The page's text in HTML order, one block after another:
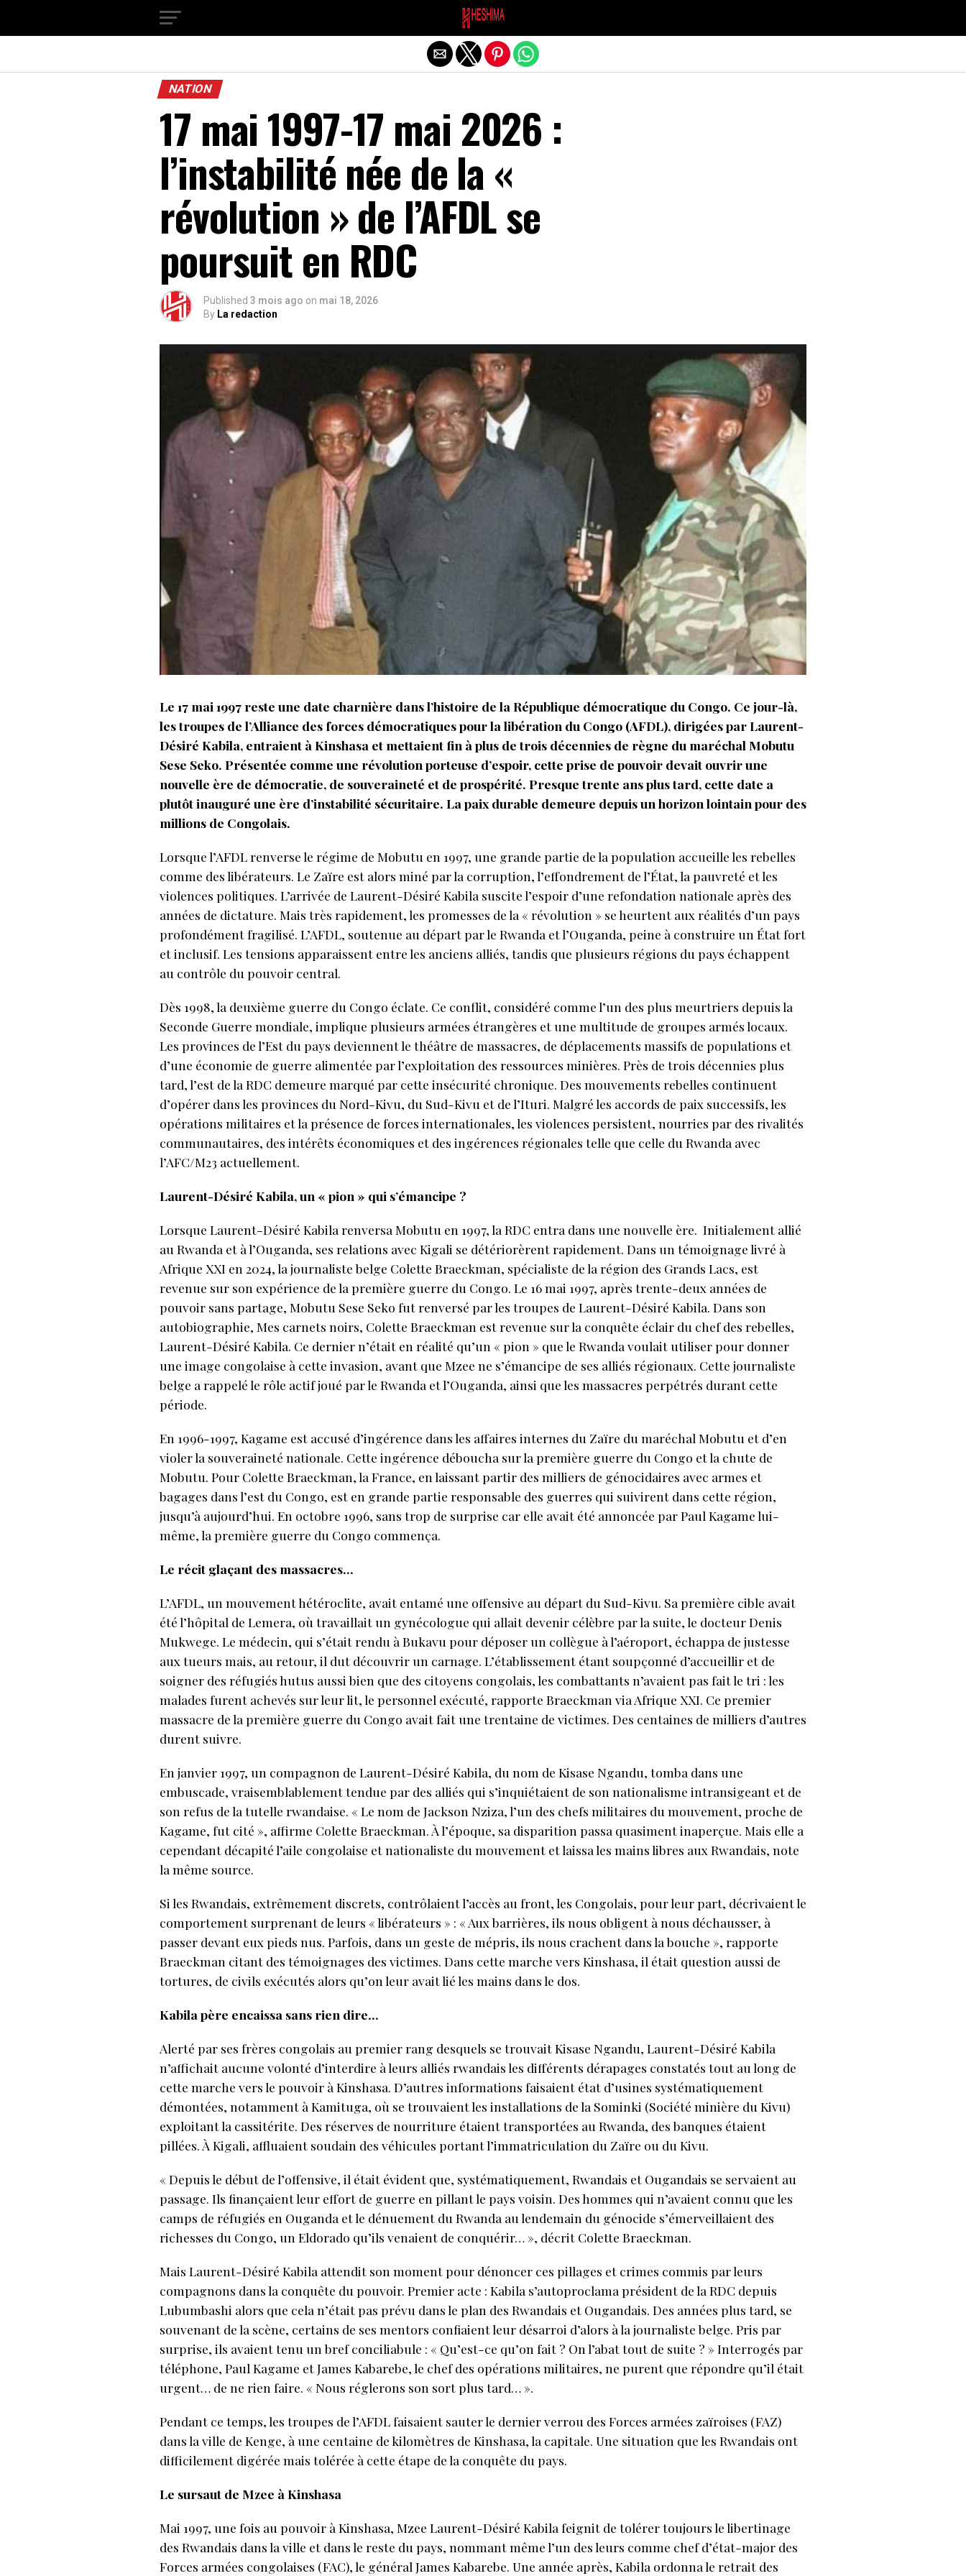
NATION
17 mai 1997-17 mai 2026 :
l’instabilité née de la «
révolution » de l’AFDL se
poursuit en RDC
Published 3 mois ago on mai 18, 2026
By La redaction
Le 17 mai 1997 reste une date charnière dans l’histoire de la République démocratique du Congo. Ce jour-là,
les troupes de l’Alliance des forces démocratiques pour la libération du Congo (AFDL), dirigées par Laurent-
Désiré Kabila, entraient à Kinshasa et mettaient fin à plus de trois décennies de règne du maréchal Mobutu
Sese Seko. Présentée comme une révolution porteuse d’espoir, cette prise de pouvoir devait ouvrir une
nouvelle ère de démocratie, de souveraineté et de prospérité. Presque trente ans plus tard, cette date a
plutôt inauguré une ère d’instabilité sécuritaire. La paix durable demeure depuis un horizon lointain pour des
millions de Congolais.
Lorsque l’AFDL renverse le régime de Mobutu en 1997, une grande partie de la population accueille les rebelles
comme des libérateurs. Le Zaïre est alors miné par la corruption, l’effondrement de l’État, la pauvreté et les
violences politiques. L’arrivée de Laurent-Désiré Kabila suscite l’espoir d’une refondation nationale après des
années de dictature. Mais très rapidement, les promesses de la « révolution » se heurtent aux réalités d’un pays
profondément fragilisé. L’AFDL, soutenue au départ par le Rwanda et l’Ouganda, peine à construire un État fort
et inclusif. Les tensions apparaissent entre les anciens alliés, tandis que plusieurs régions du pays échappent
au contrôle du pouvoir central.
Dès 1998, la deuxième guerre du Congo éclate. Ce conflit, considéré comme l’un des plus meurtriers depuis la
Seconde Guerre mondiale, implique plusieurs armées étrangères et une multitude de groupes armés locaux.
Les provinces de l’Est du pays deviennent le théâtre de massacres, de déplacements massifs de populations et
d’une économie de guerre alimentée par l’exploitation des ressources minières. Près de trois décennies plus
tard, l’est de la RDC demeure marqué par cette insécurité chronique. Des mouvements rebelles continuent
d’opérer dans les provinces du Nord-Kivu, du Sud-Kivu et de l’Ituri. Malgré les accords de paix successifs, les
opérations militaires et la présence de forces internationales, les violences persistent, nourries par des rivalités
communautaires, des intérêts économiques et des ingérences régionales telle que celle du Rwanda avec
l’AFC/M23 actuellement.
Laurent-Désiré Kabila, un « pion » qui s’émancipe ?
Lorsque Laurent-Désiré Kabila renversa Mobutu en 1997, la RDC entra dans une nouvelle ère. Initialement allié
au Rwanda et à l’Ouganda, ses relations avec Kigali se détériorèrent rapidement. Dans un témoignage livré à
Afrique XXI en 2024, la journaliste belge Colette Braeckman, spécialiste de la région des Grands Lacs, est
revenue sur son expérience de la première guerre du Congo. Le 16 mai 1997, après trente-deux années de
pouvoir sans partage, Mobutu Sese Seko fut renversé par les troupes de Laurent-Désiré Kabila. Dans son
autobiographie, Mes carnets noirs, Colette Braeckman est revenue sur la conquête éclair du chef des rebelles,
Laurent-Désiré Kabila. Ce dernier n’était en réalité qu’un « pion » que le Rwanda voulait utiliser pour donner
une image congolaise à cette invasion, avant que Mzee ne s’émancipe de ses alliés régionaux. Cette journaliste
belge a rappelé le rôle actif joué par le Rwanda et l’Ouganda, ainsi que les massacres perpétrés durant cette
période.
En 1996-1997, Kagame est accusé d’ingérence dans les affaires internes du Zaïre du maréchal Mobutu et d’en
violer la souveraineté nationale. Cette ingérence déboucha sur la première guerre du Congo et la chute de
Mobutu. Pour Colette Braeckman, la France, en laissant partir des milliers de génocidaires avec armes et
bagages dans l’est du Congo, est en grande partie responsable des guerres qui suivirent dans cette région,
jusqu’à aujourd’hui. En octobre 1996, sans trop de surprise car elle avait été annoncée par Paul Kagame lui-
même, la première guerre du Congo commença.
Le récit glaçant des massacres…
L’AFDL, un mouvement hétéroclite, avait entamé une offensive au départ du Sud-Kivu. Sa première cible avait
été l’hôpital de Lemera, où travaillait un gynécologue qui allait devenir célèbre par la suite, le docteur Denis
Mukwege. Le médecin, qui s’était rendu à Bukavu pour déposer un collègue à l’aéroport, échappa de justesse
aux tueurs mais, au retour, il dut découvrir un carnage. L’établissement étant soupçonné d’accueillir et de
soigner des réfugiés hutus aussi bien que des citoyens congolais, les combattants n’avaient pas fait le tri : les
malades furent achevés sur leur lit, le personnel exécuté, rapporte Braeckman via Afrique XXI. Ce premier
massacre de la première guerre du Congo avait fait une trentaine de victimes. Des centaines de milliers d’autres
durent suivre.
En janvier 1997, un compagnon de Laurent-Désiré Kabila, du nom de Kisase Ngandu, tomba dans une
embuscade, vraisemblablement tendue par des alliés qui s’inquiétaient de son nationalisme intransigeant et de
son refus de la tutelle rwandaise. « Le nom de Jackson Nziza, l’un des chefs militaires du mouvement, proche de
Kagame, fut cité », affirme Colette Braeckman. À l’époque, sa disparition passa quasiment inaperçue. Mais elle a
cependant décapité l’aile congolaise et nationaliste du mouvement et laissa les mains libres aux Rwandais, note
la même source.
Si les Rwandais, extrêmement discrets, contrôlaient l’accès au front, les Congolais, pour leur part, décrivaient le
comportement surprenant de leurs « libérateurs » : « Aux barrières, ils nous obligent à nous déchausser, à
passer devant eux pieds nus. Parfois, dans un geste de mépris, ils nous crachent dans la bouche », rapporte
Braeckman citant des témoignages des victimes. Dans cette marche vers Kinshasa, il était question aussi de
tortures, de civils exécutés alors qu’on leur avait lié les mains dans le dos.
Kabila père encaissa sans rien dire…
Alerté par ses frères congolais au premier rang desquels se trouvait Kisase Ngandu, Laurent-Désiré Kabila
n’affichait aucune volonté d’interdire à leurs alliés rwandais les différents dérapages constatés tout au long de
cette marche vers le pouvoir à Kinshasa. D’autres informations faisaient état d’usines systématiquement
démontées, notamment à Kamituga, où se trouvaient les installations de la Sominki (Société minière du Kivu)
exploitant la cassitérite. Des réserves de nourriture étaient transportées au Rwanda, des banques étaient
pillées. À Kigali, affluaient soudain des véhicules portant l’immatriculation du Zaïre ou du Kivu.
« Depuis le début de l’offensive, il était évident que, systématiquement, Rwandais et Ougandais se servaient au
passage. Ils finançaient leur effort de guerre en pillant le pays voisin. Des hommes qui n’avaient connu que les
camps de réfugiés en Ouganda et le dénuement du Rwanda au lendemain du génocide s’émerveillaient des
richesses du Congo, un Eldorado qu’ils venaient de conquérir… », décrit Colette Braeckman.
Mais Laurent-Désiré Kabila attendit son moment pour dénoncer ces pillages et crimes commis par leurs
compagnons dans la conquête du pouvoir. Premier acte : Kabila s’autoproclama président de la RDC depuis
Lubumbashi alors que cela n’était pas prévu dans le plan des Rwandais et Ougandais. Des années plus tard, se
souvenant de la scène, certains de ses mentors confiaient leur désarroi d’alors à la journaliste belge. Pris par
surprise, ils avaient tenu un bref conciliabule : « Qu’est-ce qu’on fait ? On l’abat tout de suite ? » Interrogés par
téléphone, Paul Kagame et James Kabarebe, le chef des opérations militaires, ne purent que répondre qu’il était
urgent… de ne rien faire. « Nous réglerons son sort plus tard… ».
Pendant ce temps, les troupes de l’AFDL faisaient sauter le dernier verrou des Forces armées zaïroises (FAZ)
dans la ville de Kenge, à une centaine de kilomètres de Kinshasa, la capitale. Une situation que les Rwandais ont
difficilement digérée mais tolérée à cette étape de la conquête du pays.
Le sursaut de Mzee à Kinshasa
Mai 1997, une fois au pouvoir à Kinshasa, Mzee Laurent-Désiré Kabila feignit de tolérer toujours le libertinage
des Rwandais dans la ville et dans le reste du pays, nommant même l’un des leurs comme chef d’état-major des
Forces armées congolaises (FAC), le général James Kabarebe. Une année après, Kabila ordonna le retrait des
Quitter la version mobile